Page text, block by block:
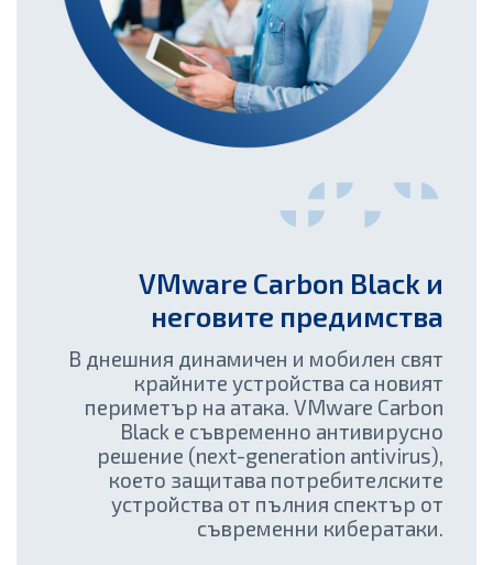
VMware Carbon Black и
неговите предимства
В днешния динамичен и мобилен свят
крайните устройства са новият
периметър на атака. VMware Carbon
Black е съвременно антивирусно
решение (next-generation antivirus),
което защитава потребителските
устройства от пълния спектър от
съвременни кибератаки.